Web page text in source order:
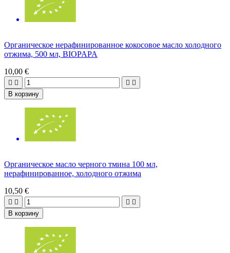
Органическое нерафинированное кокосовое масло холодного
отжима, 500 мл, BIOPAPA
10,00 €
   
В корзину
Органическое масло черного тмина 100 мл,
нерафинированное, холодного отжима
10,50 €
   
В корзину